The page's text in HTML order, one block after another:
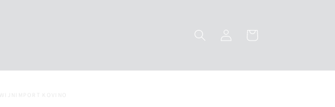
InloggenWinkelwagen
WIJNIMPORT KOVINO